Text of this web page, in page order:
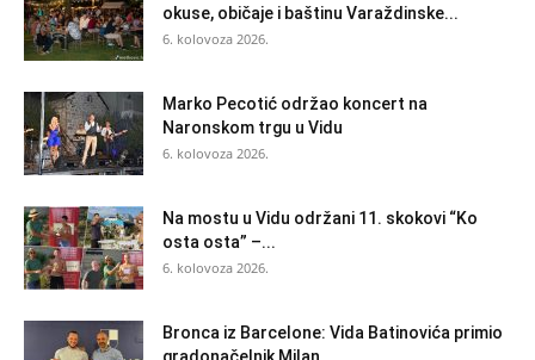
okuse, običaje i baštinu Varaždinske...
6. kolovoza 2026.
Marko Pecotić održao koncert na
Naronskom trgu u Vidu
6. kolovoza 2026.
Na mostu u Vidu održani 11. skokovi “Ko
osta osta” –...
6. kolovoza 2026.
Bronca iz Barcelone: Vida Batinovića primio